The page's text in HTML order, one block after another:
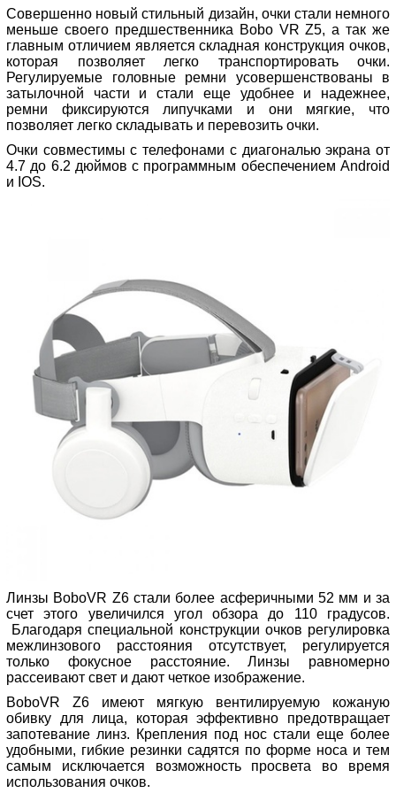
Совершенно новый стильный дизайн, очки стали немного
меньше своего предшественника Bobo VR Z5, а так же
главным отличием является складная конструкция очков,
которая позволяет легко транспортировать очки.
Регулируемые головные ремни усовершенствованы в
затылочной части и стали еще удобнее и надежнее,
ремни фиксируются липучками и они мягкие, что
позволяет легко складывать и перевозить очки.
Очки совместимы с телефонами с диагональю экрана от
4.7 до 6.2 дюймов с программным обеспечением Android
и IOS.
Линзы BoboVR Z6 стали более асферичными 52 мм и за
счет этого увеличился угол обзора до 110 градусов.
Благодаря специальной конструкции очков регулировка
межлинзового расстояния отсутствует, регулируется
только фокусное расстояние. Линзы равномерно
рассеивают свет и дают четкое изображение.
BoboVR Z6 имеют мягкую вентилируемую кожаную
обивку для лица, которая эффективно предотвращает
запотевание линз. Крепления под нос стали еще более
удобными, гибкие резинки садятся по форме носа и тем
самым исключается возможность просвета во время
использования очков.